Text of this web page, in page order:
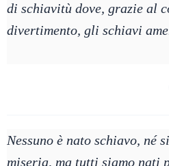
di schiavitù dove, grazie al
divertimento, gli schiavi
Nessuno è nato schiavo, né
miseria, ma tutti siamo nati